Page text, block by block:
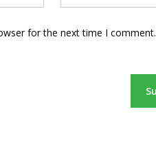
for the next time I comment.